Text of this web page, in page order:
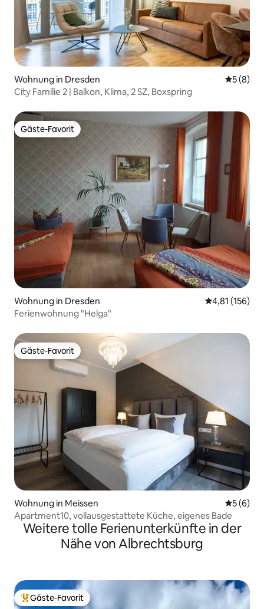
Wohnung in Dresden
5 (8)
City Familie 2 | Balkon, Klima, 2 SZ, Boxspring
Gäste-Favorit
Gäste-Favorit
Wohnung in Dresden
4,81 (156)
Ferienwohnung "Helga"
Gäste-Favorit
Gäste-Favorit
Wohnung in Meissen
5 (6)
Apartment10, vollausgestattete Küche, eigenes Bade
Weitere tolle Ferienunterkünfte in der
Nähe von Albrechtsburg
Beliebter Gäste-Favorit.
Gäste-Favorit